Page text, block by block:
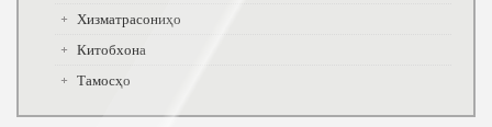
Хизматрасониҳо
Китобхона
Тамосҳо